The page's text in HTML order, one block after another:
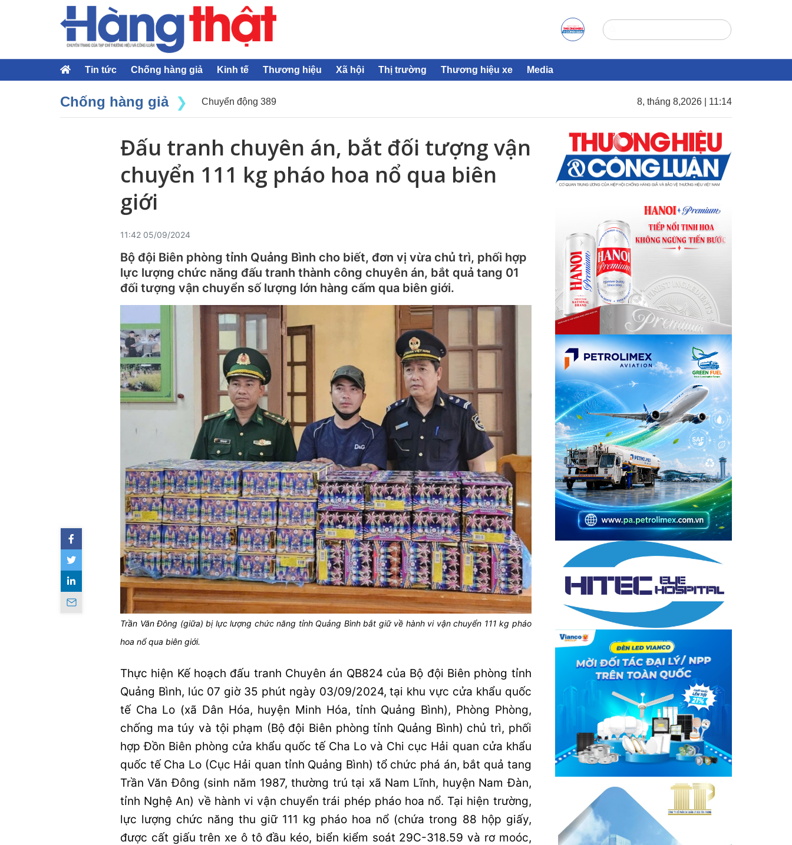
Tin tức Chống hàng giả Kinh tế Thương hiệu Xã hội Thị trường Thương hiệu xe Media
Chống hàng giả Chuyển động 389 8, tháng 8,2026 | 11:14
Đấu tranh chuyên án, bắt đối tượng vận
chuyển 111 kg pháo hoa nổ qua biên
giới
11:42 05/09/2024
Bộ đội Biên phòng tỉnh Quảng Bình cho biết, đơn vị vừa chủ trì, phối hợp
lực lượng chức năng đấu tranh thành công chuyên án, bắt quả tang 01
đối tượng vận chuyển số lượng lớn hàng cấm qua biên giới.
Trần Văn Đông (giữa) bị lực lượng chức năng tỉnh Quảng Bình bắt giữ về hành vi vận chuyển 111 kg pháo
hoa nổ qua biên giới.
Thực hiện Kế hoạch đấu tranh Chuyên án QB824 của Bộ đội Biên phòng tỉnh
Quảng Bình, lúc 07 giờ 35 phút ngày 03/09/2024, tại khu vực cửa khẩu quốc
tế Cha Lo (xã Dân Hóa, huyện Minh Hóa, tỉnh Quảng Bình), Phòng Phòng,
chống ma túy và tội phạm (Bộ đội Biên phòng tỉnh Quảng Bình) chủ trì, phối
hợp Đồn Biên phòng cửa khẩu quốc tế Cha Lo và Chi cục Hải quan cửa khẩu
quốc tế Cha Lo (Cục Hải quan tỉnh Quảng Bình) tổ chức phá án, bắt quả tang
Trần Văn Đông (sinh năm 1987, thường trú tại xã Nam Lĩnh, huyện Nam Đàn,
tỉnh Nghệ An) về hành vi vận chuyển trái phép pháo hoa nổ. Tại hiện trường,
lực lượng chức năng thu giữ 111 kg pháo hoa nổ (chứa trong 88 hộp giấy,
được cất giấu trên xe ô tô đầu kéo, biển kiểm soát 29C-318.59 và rơ moóc,